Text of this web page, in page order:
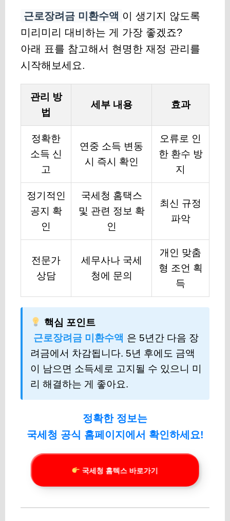
근로장려금 미환수액 이 생기지 않도록
미리미리 대비하는 게 가장 좋겠죠?
아래 표를 참고해서 현명한 재정 관리를
시작해보세요.
관리 방
법
세부 내용 효과
정확한
소득 신
고
연중 소득 변동
시 즉시 확인
오류로 인
한 환수 방
지
정기적인
공지 확
인
국세청 홈택스
및 관련 정보 확
인
최신 규정
파악
전문가
상담
세무사나 국세
청에 문의
개인 맞춤
형 조언 획
득
핵심 포인트
근로장려금 미환수액 은 5년간 다음 장
려금에서 차감됩니다. 5년 후에도 금액
이 남으면 소득세로 고지될 수 있으니 미
리 해결하는 게 좋아요.
정확한 정보는
국세청 공식 홈페이지에서 확인하세요!
국세청 홈텍스 바로가기